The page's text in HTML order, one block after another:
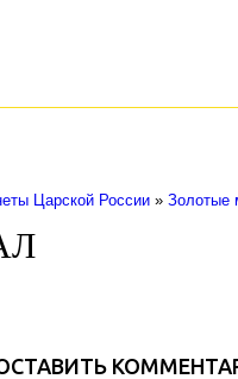
Царской России » Золотые